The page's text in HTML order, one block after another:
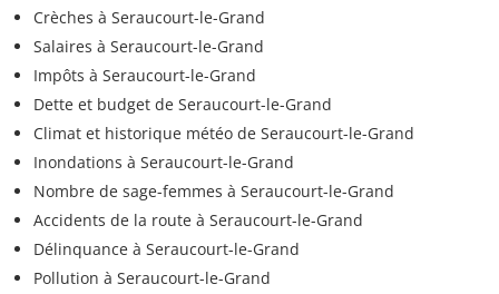
Crèches à Seraucourt-le-Grand
Salaires à Seraucourt-le-Grand
Impôts à Seraucourt-le-Grand
Dette et budget de Seraucourt-le-Grand
Climat et historique météo de Seraucourt-le-Grand
Inondations à Seraucourt-le-Grand
Nombre de sage-femmes à Seraucourt-le-Grand
Accidents de la route à Seraucourt-le-Grand
Délinquance à Seraucourt-le-Grand
Pollution à Seraucourt-le-Grand